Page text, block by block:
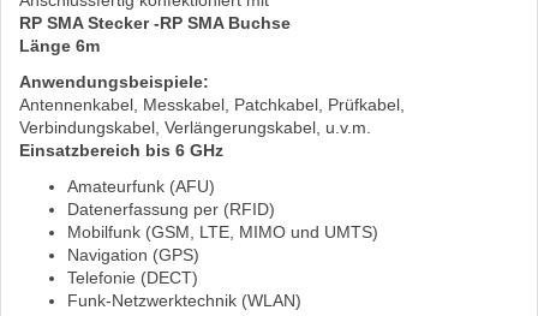
RP SMA Stecker -RP SMA Buchse
Länge 6m
Anwendungsbeispiele:
Antennenkabel, Messkabel, Patchkabel, Prüfkabel,
Verbindungskabel, Verlängerungskabel, u.v.m.
Einsatzbereich bis 6 GHz
Amateurfunk (AFU)
Datenerfassung per (RFID)
Mobilfunk (GSM, LTE, MIMO und UMTS)
Navigation (GPS)
Telefonie (DECT)
Funk-Netzwerktechnik (WLAN)